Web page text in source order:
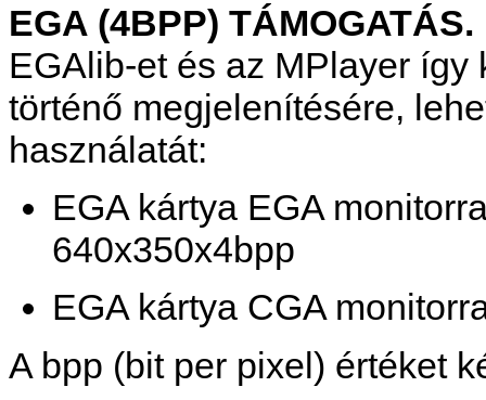
EGA (4BPP) TÁMOGATÁS.
EGAlib-et és az MPlayer így
történő megjelenítésére,
használatát:
EGA kártya EGA
640x350x4bpp
EGA kártya CGA
A bpp (bit per pixel) értéket